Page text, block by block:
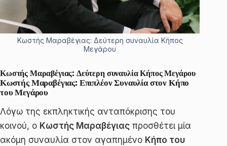
Κωστής Μαραβέγιας: Δεύτερη συναυλία Κήπος
Μεγάρου
Κωστής Μαραβέγιας: Δεύτερη συναυλία Κήπος Μεγάρου
Κωστής Μαραβέγιας: Επιπλέον Συναυλία στον Κήπο
του Μεγάρου
Λόγω της εκπληκτικής ανταπόκρισης του
κοινού, ο Κωστής Μαραβέγιας προσθέτει μία
ακόμη συναυλία στον αγαπημένο Κήπο του